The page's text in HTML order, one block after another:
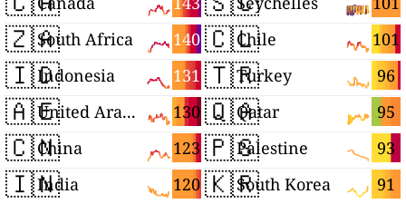
🇿🇦 140
South Africa
🇮🇩 131
Indonesia
🇦🇪 130
United Arab Emirates
🇨🇳 123
China
🇮🇳 120
India
🇨🇱 101
Chile
🇹🇷 96
Turkey
🇶🇦 95
Qatar
🇵🇸 93
Palestine
🇰🇷 91
South Korea